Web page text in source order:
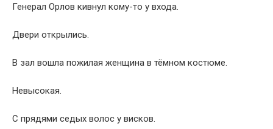
Генерал Орлов кивнул кому-то у входа.
Двери открылись.
В зал вошла пожилая женщина в тёмном костюме.
Невысокая.
С прядями седых волос у висков.